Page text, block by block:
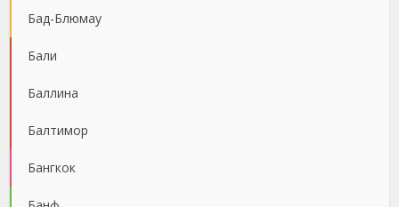
Бад-Блюмау
Бали
Баллина
Балтимор
Бангкок